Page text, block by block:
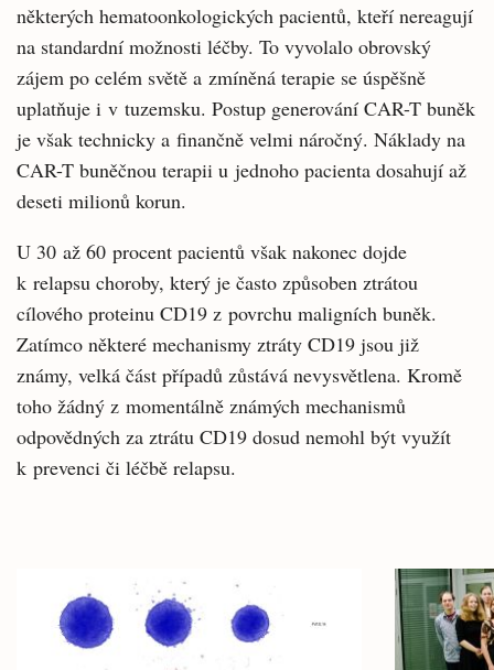
některých hematoonkologických pacientů, kteří nereagují
na standardní možnosti léčby. To vyvolalo obrovský
zájem po celém světě a zmíněná terapie se úspěšně
uplatňuje i v tuzemsku. Postup generování CAR-T buněk
je však technicky a finančně velmi náročný. Náklady na
CAR-T buněčnou terapii u jednoho pacienta dosahují až
deseti milionů korun.
U 30 až 60 procent pacientů však nakonec dojde
k relapsu choroby, který je často způsoben ztrátou
cílového proteinu CD19 z povrchu maligních buněk.
Zatímco některé mechanismy ztráty CD19 jsou již
známy, velká část případů zůstává nevysvětlena. Kromě
toho žádný z momentálně známých mechanismů
odpovědných za ztrátu CD19 dosud nemohl být využít
k prevenci či léčbě relapsu.
Související
články